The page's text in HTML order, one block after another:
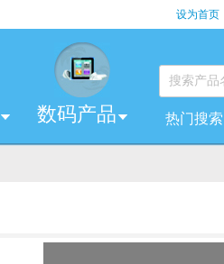
设为首页
数码产品 热门搜索